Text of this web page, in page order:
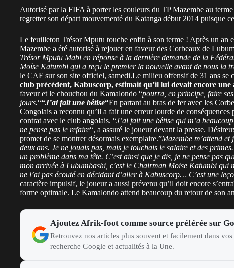
Autorisé par la FIFA à porter les couleurs du TP Mazembe au
regretter son départ mouvementé du Katanga début 2014 puisque
Le feuilleton Trésor Mputu touche enfin à son terme ! Après un an
Mazembe a été autorisé à rejouer en faveur des Corbeaux de
Trésor Mputu Mabi en réponse à la dernière demande de la
Moïse Katumbi qui a reçu le premier la nouvelle avant de nous la
le CAF sur son site officiel, samedi.Le milieu offensif de 31 ans se
club précédent, Kabuscorp, estimait qu’il lui devait encore une
faveur et le chouchou du Kamalondo “pourra, en principe, faire
jours.““J’ai fait une bêtise“En partant au bras de fer avec les
Congolais a reconnu qu’il a fait une erreur lourde de
contrat avec le club angolais. “J’ai fait une bêtise qui m’a
ne pense pas le refaire“, a assuré le joueur devant la presse.
promet de se montrer désormais exemplaire.”Mazembe m’attend
deux ans. Je ne jouais pas, mais je touchais le salaire et des
un problème dans ma tête. C’est ainsi que je dis, je ne pense pas
mon arrivée à Lubumbashi, c’est le Chairman Moise Katumbi qui
ne l’ai pas écouté en décidant d’aller à Kabuscorp… C’est une
caractère impulsif, le joueur a aussi prévenu qu’il doit encore
forme optimale. Le Kamalondo attend beaucoup du retour de son
Ajoutez Afrik-foot comme source préférée sur
Retrouvez nos articles plus souvent et facilement dans vos
recherche Google et actualités à la Une.